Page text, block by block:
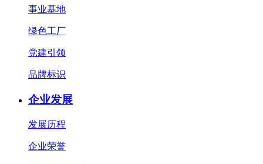
事业基地
绿色工厂
党建引领
品牌标识
企业发展
发展历程
企业荣誉